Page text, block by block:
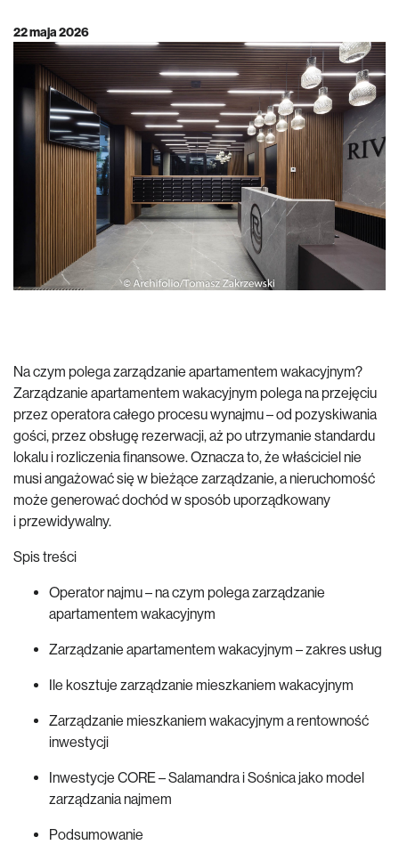
22 maja 2026
Na czym polega zarządzanie apartamentem wakacyjnym?
Zarządzanie apartamentem wakacyjnym polega na przejęciu
przez operatora całego procesu wynajmu – od pozyskiwania
gości, przez obsługę rezerwacji, aż po utrzymanie standardu
lokalu i rozliczenia finansowe. Oznacza to, że właściciel nie
musi angażować się w bieżące zarządzanie, a nieruchomość
może generować dochód w sposób uporządkowany
i przewidywalny.
Spis treści
Operator najmu – na czym polega zarządzanie
apartamentem wakacyjnym
Zarządzanie apartamentem wakacyjnym – zakres usług
Ile kosztuje zarządzanie mieszkaniem wakacyjnym
Zarządzanie mieszkaniem wakacyjnym a rentowność
inwestycji
Inwestycje CORE – Salamandra i Sośnica jako model
zarządzania najmem
Podsumowanie